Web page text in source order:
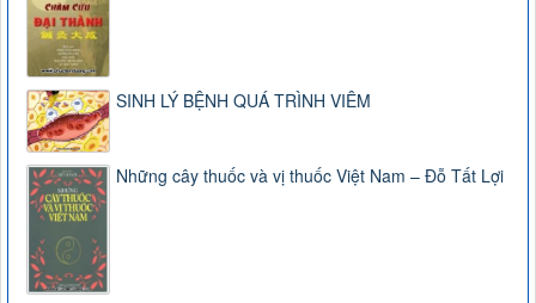
SINH LÝ BỆNH QUÁ TRÌNH VIÊM
Những cây thuốc và vị thuốc Việt Nam – Đỗ Tất Lợi